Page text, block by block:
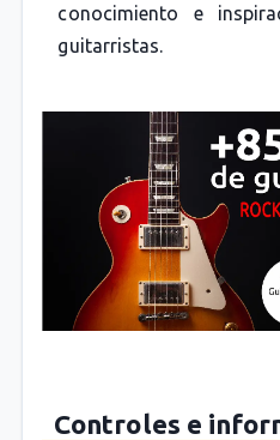
conocimiento e
guitarristas.
Controles e